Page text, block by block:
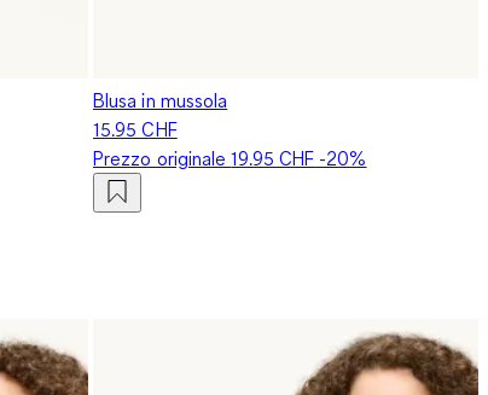
Blusa in mussola
15.95 CHF
Prezzo originale19.95 CHF -20%